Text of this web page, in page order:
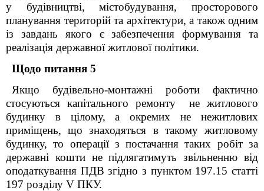
у будівництві, містобудування, просторового
планування територій та архітектури, а також одним
із завдань якого є забезпечення формування та
реалізація державної житлової політики.
Щодо питання 5
Якщо будівельно-монтажні роботи фактично
стосуються капітального ремонту не житлового
будинку в цілому, а окремих не нежитлових
приміщень, що знаходяться в такому житловому
будинку, то операції з постачання таких робіт за
державні кошти не підлягатимуть звільненню від
оподаткування ПДВ згідно з пунктом 197.15 статті
197 розділу V ПКУ.